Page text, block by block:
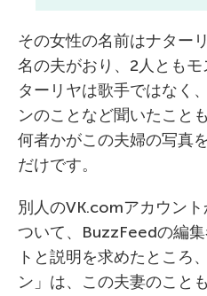
その女性の名前はナター
名の夫がおり、2人とも
ターリヤは歌手ではなく
ンのことなど聞いたこと
何者かがこの夫婦の写真
だけです。
別人のVK.comアカウン
ついて、BuzzFeedの編
トと説明を求めたところ
ン」は、この夫妻のこと